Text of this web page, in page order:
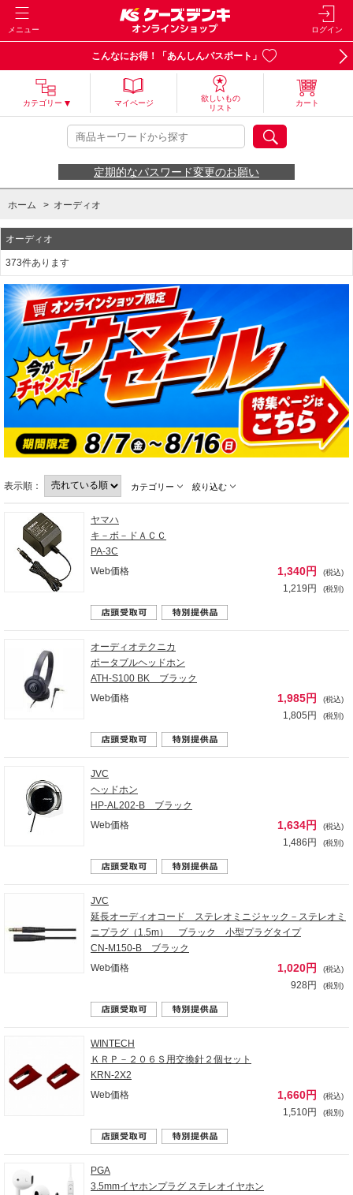
メニュー ログイン
こんなにお得！「あんしんパスポート」
カテゴリー マイページ
欲しいもの
リスト
カート
定期的なパスワード変更のお願い
ホーム > オーディオ
オーディオ
373件あります
表示順： カテゴリー 絞り込む
ヤマハ
キ－ボ－ドＡＣＣ
PA-3C
Web価格
1,340円 (税込)
1,219円 (税別)
オーディオテクニカ
ポータブルヘッドホン
ATH-S100 BK ブラック
Web価格
1,985円 (税込)
1,805円 (税別)
JVC
ヘッドホン
HP-AL202-B ブラック
Web価格
1,634円 (税込)
1,486円 (税別)
JVC
延長オーディオコード ステレオミニジャック－ステレオミ
ニプラグ（1.5m） ブラック 小型プラグタイプ
CN-M150-B ブラック
Web価格
1,020円 (税込)
928円 (税別)
WINTECH
ＫＲＰ－２０６Ｓ用交換針２個セット
KRN-2X2
Web価格
1,660円 (税込)
1,510円 (税別)
PGA
3.5mmイヤホンプラグ ステレオイヤホン